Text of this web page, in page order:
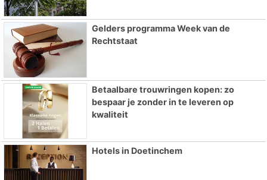
Gelders programma Week van de
Rechtstaat
Betaalbare trouwringen kopen: zo
bespaar je zonder in te leveren op
kwaliteit
Hotels in Doetinchem